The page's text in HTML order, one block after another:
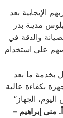
الإيجابية بعد
والدقة في
على استخدام
بخدمة ما بعد
“طلبت صيانة للغسالة، وجاء الفني في نفس اليوم، الجهاز
أ. منى إبراهيم –